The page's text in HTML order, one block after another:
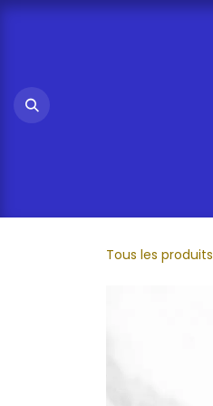
Se rendre au contenu
Tous les produits